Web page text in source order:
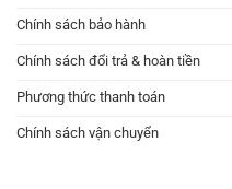
Chính sách bảo hành
Chính sách đổi trả & hoàn tiền
Phương thức thanh toán
Chính sách vận chuyển